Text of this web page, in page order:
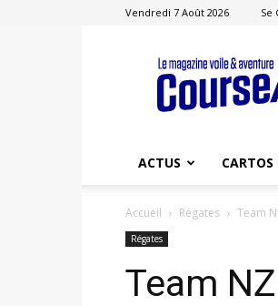
Vendredi 7 Août 2026 Se
ACTUS CARTOS
Accueil Régates Team
Régates
Team